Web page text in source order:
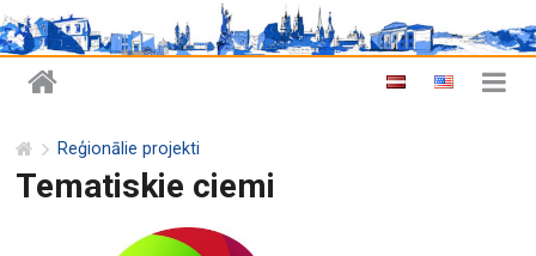
Reģionālie projekti
Tematiskie ciemi